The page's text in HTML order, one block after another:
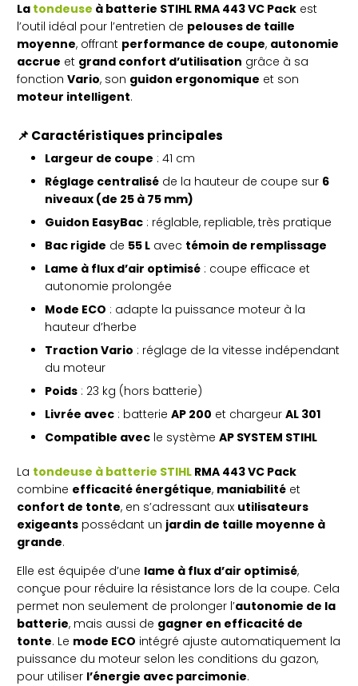
La tondeuse à batterie STIHL RMA 443 VC Pack est
l’outil idéal pour l’entretien de pelouses de taille
moyenne, offrant performance de coupe, autonomie
accrue et grand confort d’utilisation grâce à sa
fonction Vario, son guidon ergonomique et son
moteur intelligent.
📌 Caractéristiques principales
Largeur de coupe : 41 cm
Réglage centralisé de la hauteur de coupe sur 6
niveaux (de 25 à 75 mm)
Guidon EasyBac : réglable, repliable, très pratique
Bac rigide de 55 L avec témoin de remplissage
Lame à flux d’air optimisé : coupe efficace et
autonomie prolongée
Mode ECO : adapte la puissance moteur à la
hauteur d’herbe
Traction Vario : réglage de la vitesse indépendant
du moteur
Poids : 23 kg (hors batterie)
Livrée avec : batterie AP 200 et chargeur AL 301
Compatible avec le système AP SYSTEM STIHL
La tondeuse à batterie STIHL RMA 443 VC Pack
combine efficacité énergétique, maniabilité et
confort de tonte, en s’adressant aux utilisateurs
exigeants possédant un jardin de taille moyenne à
grande.
Elle est équipée d’une lame à flux d’air optimisé,
conçue pour réduire la résistance lors de la coupe. Cela
permet non seulement de prolonger l’autonomie de la
batterie, mais aussi de gagner en efficacité de
tonte. Le mode ECO intégré ajuste automatiquement la
puissance du moteur selon les conditions du gazon,
pour utiliser l’énergie avec parcimonie.